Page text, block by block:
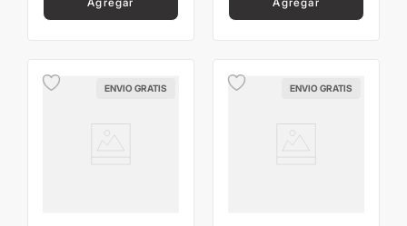
ENVIO GRATIS ENVIO GRATIS